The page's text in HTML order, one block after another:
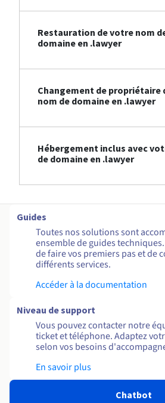
Restauration de votre nom
domaine en .lawyer
Changement de propriétaire
nom de domaine en .lawyer
Hébergement inclus avec
de domaine en .lawyer
Guides
Toutes nos solutions sont
ensemble de guides
de faire vos premiers pas et de
différents services.
Accéder à la documentation
Niveau de support
Vous pouvez contacter notre
ticket et téléphone. Adaptez
selon vos besoins
En savoir plus
Chatbot